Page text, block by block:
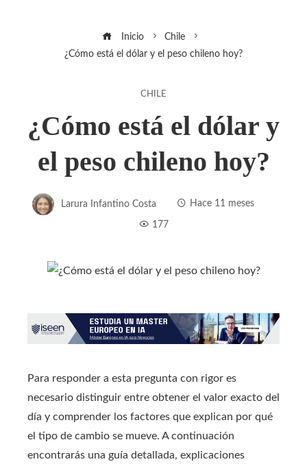
Inicio
Chile
¿Cómo está el dólar y el peso chileno hoy?
CHILE
¿Cómo está el dólar y
el peso chileno hoy?
Larura Infantino Costa Hace 11 meses
177
Para responder a esta pregunta con rigor es
necesario distinguir entre obtener el valor exacto del
día y comprender los factores que explican por qué
el tipo de cambio se mueve. A continuación
encontrarás una guía detallada, explicaciones